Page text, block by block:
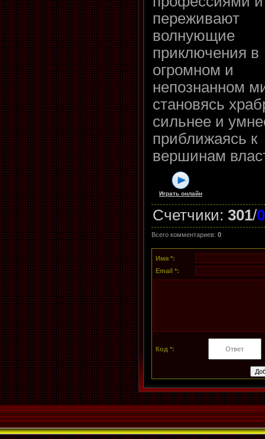
переживают
волнующие
приключения в
огромном и
непознанном
становясь
сильнее и
приближаясь к
вершинам
Играть онлайн
Счетчики: 301/0
Всего комментариев: 0
Имя *:
Email *:
Код *: